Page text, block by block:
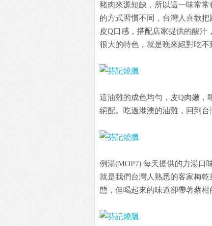
豬肉來源短缺，所以這一味常
的方式習慣不同，台灣人喜歡
皮Q口感，搭配店家提供的酸汁
很大的特色，就是晚來絕對吃不
這油雞的成色均勻，皮Q肉嫩，
絕配。吃過港澳的油雞，回到台
例湯(MOP7) 每天提供的力湯口
就是我們台灣人熟悉的客家梅
態，但喝起來的味道卻帶著蔡柑